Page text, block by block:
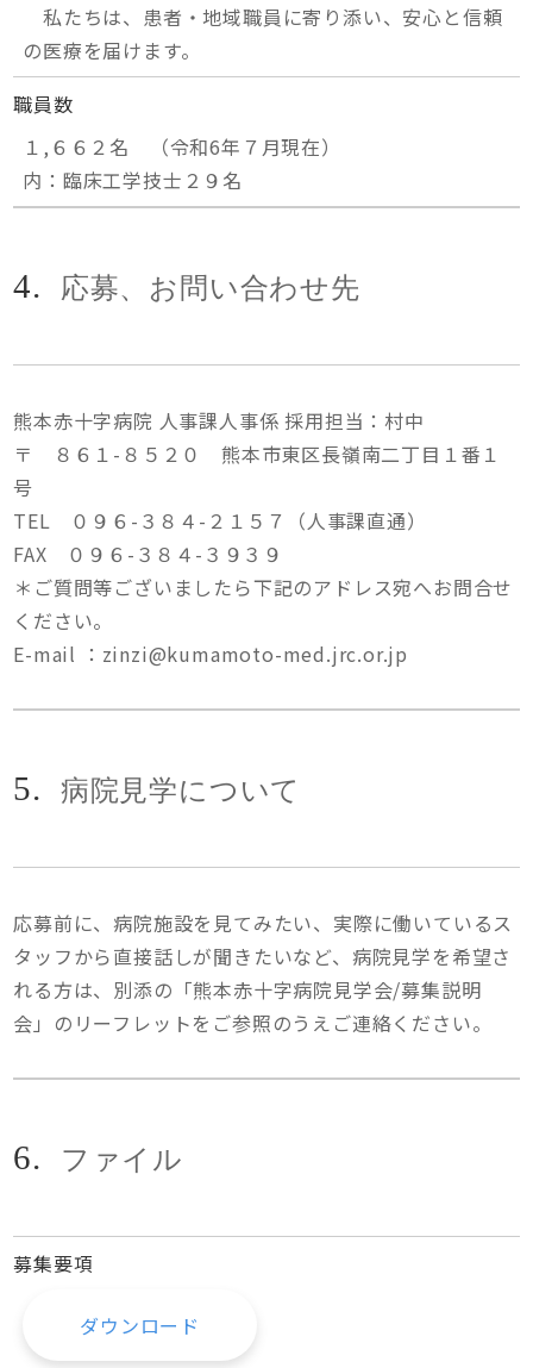
私たちは、患者・地域職員に寄り添い、安心と信頼
の医療を届けます。
職員数
１,６６２名 （令和6年７月現在）
内：臨床工学技士２９名
4. 応募、お問い合わせ先
熊本赤十字病院 人事課人事係 採用担当：村中
〒 ８６１-８５２０ 熊本市東区長嶺南二丁目１番１
号
TEL ０９６-３８４-２１５７（人事課直通）
FAX ０９６-３８４-３９３９
＊ご質問等ございましたら下記のアドレス宛へお問合せ
ください。
E-mail ：zinzi@kumamoto-med.jrc.or.jp
5. 病院見学について
応募前に、病院施設を見てみたい、実際に働いているス
タッフから直接話しが聞きたいなど、病院見学を希望さ
れる方は、別添の「熊本赤十字病院見学会/募集説明
会」のリーフレットをご参照のうえご連絡ください。
6. ファイル
募集要項
ダウンロード